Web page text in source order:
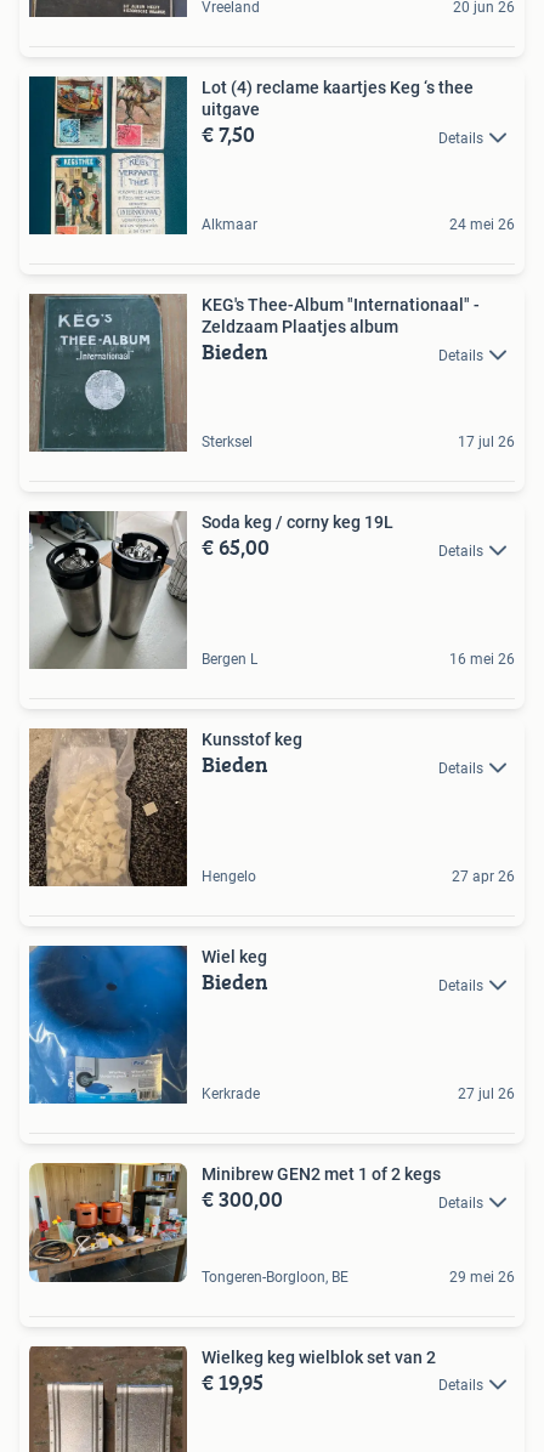
Vreeland 20 jun 26
Lot (4) reclame kaartjes Keg ‘s thee
uitgave
€ 7,50 Details
Alkmaar 24 mei 26
KEG's Thee-Album "Internationaal" -
Zeldzaam Plaatjes album
Bieden Details
Sterksel 17 jul 26
Soda keg / corny keg 19L
€ 65,00 Details
Bergen L 16 mei 26
Kunsstof keg
Bieden Details
Hengelo 27 apr 26
Wiel keg
Bieden Details
Kerkrade 27 jul 26
Minibrew GEN2 met 1 of 2 kegs
€ 300,00 Details
Tongeren-Borgloon, BE 29 mei 26
Wielkeg keg wielblok set van 2
€ 19,95 Details